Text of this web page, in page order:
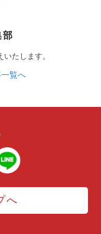
たします。
覧へ
へ